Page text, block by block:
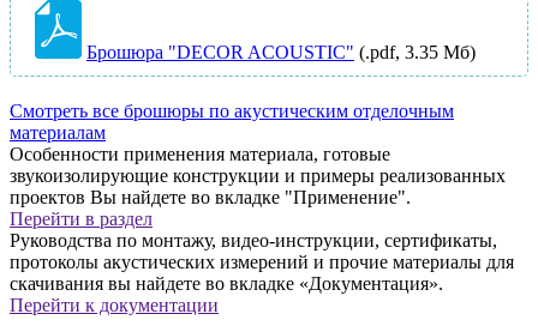
Брошюра "DECOR ACOUSTIC" (.pdf, 3.35 Мб)
Смотреть все брошюры по акустическим отделочным
материалам
Особенности применения материала, готовые
звукоизолирующие конструкции и примеры реализованных
проектов Вы найдете во вкладке "Применение".
Перейти в раздел
Руководства по монтажу, видео-инструкции, сертификаты,
протоколы акустических измерений и прочие материалы для
скачивания вы найдете во вкладке «Документация».
Перейти к документации